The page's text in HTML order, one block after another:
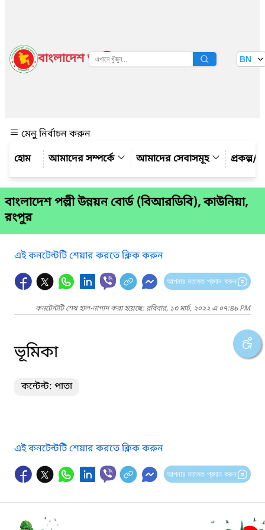
বাংলাদেশ জাতীয় তথ্য বাতায়ন BN
মেনু নির্বাচন করুন
আমাদের সম্পর্কে
আমাদের সেবাসমূহ প্রকল্প/
বাংলাদেশ পল্লী উন্নয়ন বোর্ড (বিআরডিবি), কাউনিয়া,
রংপুর
এই কনটেন্টটি শেয়ার করতে ক্লিক করুন
আপনার মতামত প্রদান করুন
কনটেন্টটি শেষ হাল-নাগাদ করা হয়েছে: রবিবার, ১৩ মার্চ, ২০২২ এ ০৭:৪৯ PM
ভূমিকা
কন্টেন্ট: পাতা
এই কনটেন্টটি শেয়ার করতে ক্লিক করুন
আপনার মতামত প্রদান করুন